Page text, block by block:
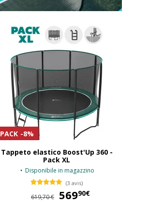
PACK -8%
Tappeto elastico Boost'Up 360 -
Pack XL
Disponibile in magazzino
(3 avis)
619,70 € 56990€